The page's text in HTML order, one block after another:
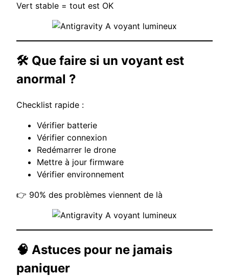
Vert stable = tout est OK
🛠️ Que faire si un voyant est
anormal ?
Checklist rapide :
Vérifier batterie
Vérifier connexion
Redémarrer le drone
Mettre à jour firmware
Vérifier environnement
👉 90% des problèmes viennent de là
🧠 Astuces pour ne jamais
paniquer